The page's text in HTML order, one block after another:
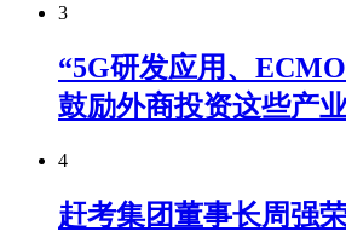
3
“5G研发应用、
鼓励外商投资这些产
4
赶考集团董事长周强